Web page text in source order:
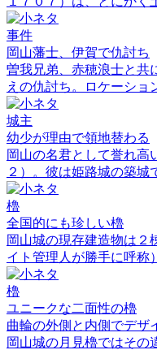
事件
岡山藩士、伊賀で仇討ち
曽我兄弟、赤穂浪士と共
えの仇討ち。ロケーシ
城主
幼少が理由で領地替わる
岡山の名君として誉れ
２）。彼は姫路城の築
櫓
全国的にも珍しい櫓
岡山城の現存建造物は２
イト管理人が勝手に呼
櫓
ユニークな二面性の櫓
曲輪の外側と内側でデザ
岡山城の月見櫓ではそ